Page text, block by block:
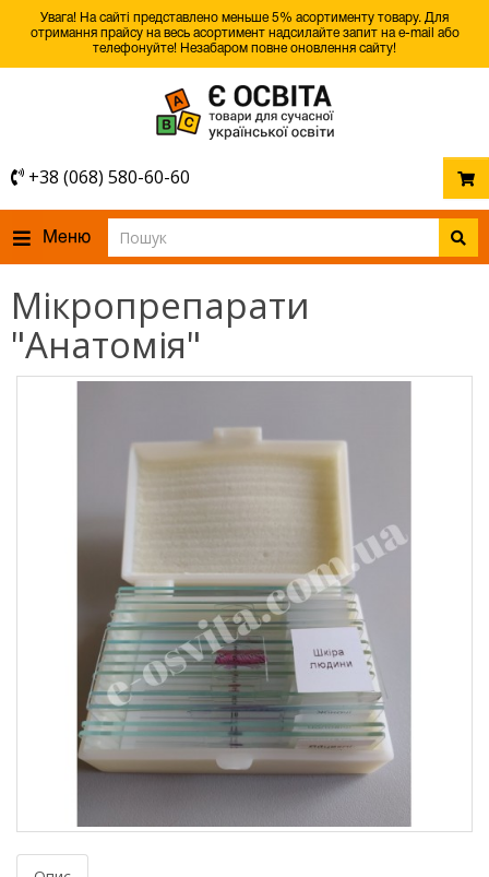
Увага! На сайті представлено меньше 5% асортименту товару. Для
отримання прайсу на весь асортимент надсилайте запит на e-mail або
телефонуйте! Незабаром повне оновлення сайту!
+38 (068) 580-60-60
Меню
Мікропрепарати
"Анатомія"